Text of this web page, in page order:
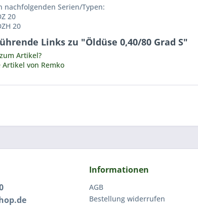
nachfolgenden Serien/Typen:
20
20
Links zu "Öldüse 0,40/80 Grad S"
Artikel?
Artikel von Remko
Informationen
AGB
Bestellung widerrufen